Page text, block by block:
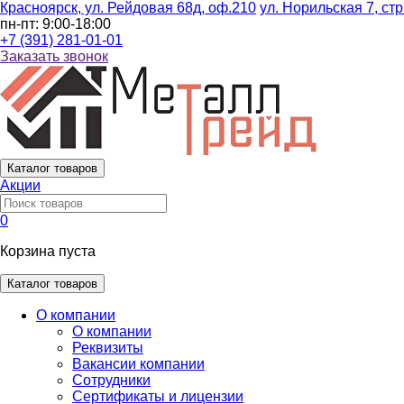
Красноярск, ул. Рейдовая 68д, оф.210 ул. Норильская 7,
пн-пт: 9:00-18:00
+7 (391) 281-01-01
Заказать звонок
Каталог товаров
Акции
0
Корзина пуста
Каталог товаров
О компании
О компании
Реквизиты
Вакансии компании
Сотрудники
Сертификаты и лицензии